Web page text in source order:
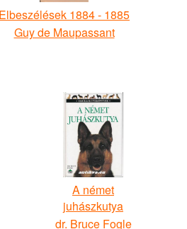
Elbeszélések 1884 - 1885
Guy de Maupassant
A német
juhászkutya
dr. Bruce Fogle